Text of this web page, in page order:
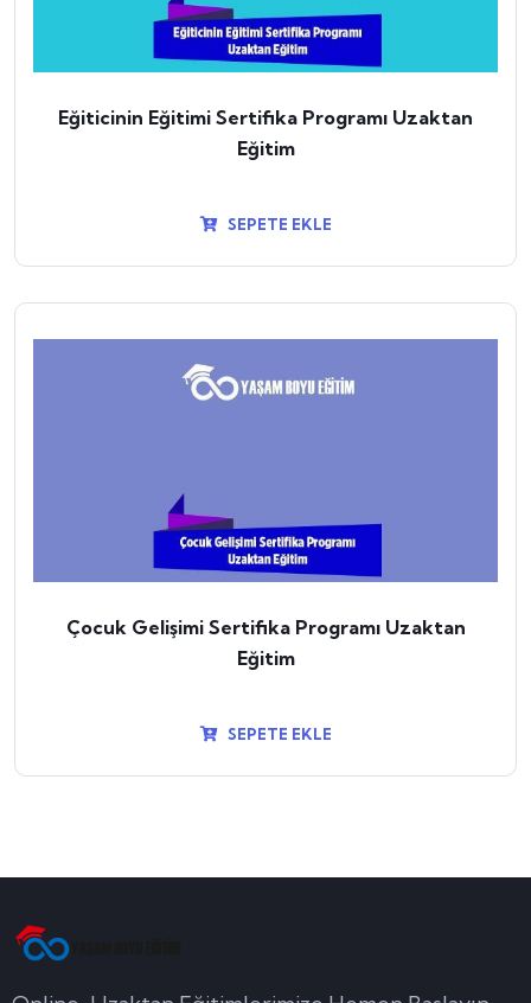
Eğiticinin Eğitimi Sertifika Programı Uzaktan
Eğitim
SEPETE EKLE
Çocuk Gelişimi Sertifika Programı Uzaktan
Eğitim
SEPETE EKLE